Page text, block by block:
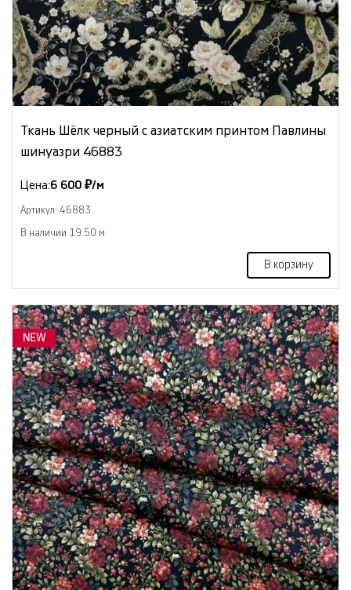
Ткань Шёлк черный с азиатским принтом Павлины
шинуазри 46883
Цена:6 600 ₽/м
Артикул: 46883
В наличии 19.50 м
В корзину
NEW